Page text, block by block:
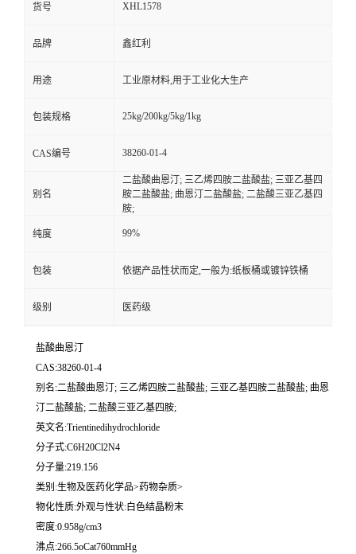
货号 XHL1578
品牌 鑫红利
用途 工业原材料,用于工业化大生产
包装规格 25kg/200kg/5kg/1kg
CAS编号 38260-01-4
别名
二盐酸曲恩汀; 三乙烯四胺二盐酸盐; 三亚乙基四
胺二盐酸盐; 曲恩汀二盐酸盐; 二盐酸三亚乙基四
胺;
纯度 99%
包装 依据产品性状而定,一般为:纸板桶或镀锌铁桶
级别 医药级
盐酸曲恩汀
CAS:38260-01-4
别名:二盐酸曲恩汀; 三乙烯四胺二盐酸盐; 三亚乙基四胺二盐酸盐; 曲恩
汀二盐酸盐; 二盐酸三亚乙基四胺;
英文名:Trientinedihydrochloride
分子式:C6H20Cl2N4
分子量:219.156
类别:生物及医药化学品>药物杂质>
物化性质:外观与性状:白色结晶粉末
密度:0.958g/cm3
沸点:266.5oCat760mmHg